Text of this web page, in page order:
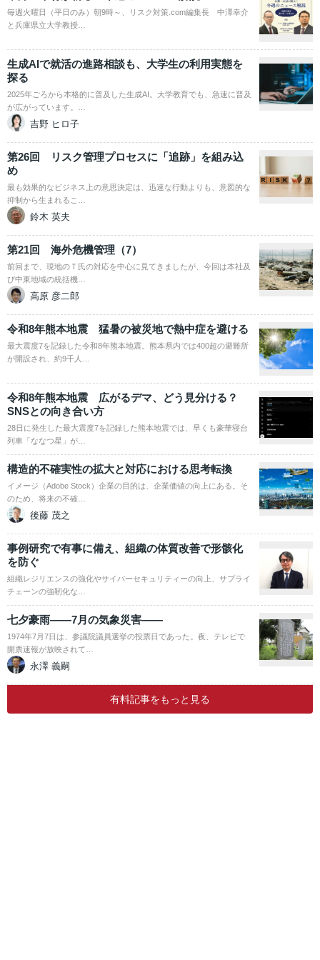
毎週火曜日（平日のみ）朝9時～、リスク対策.com編集長 中澤幸介
と兵庫県立大学教授…
生成AIで就活の進路相談も、大学生の利用実態を
探る
2025年ごろから本格的に普及した生成AI。大学教育でも、急速に普及
が広がっています。…
吉野 ヒロ子
第26回 リスク管理プロセスに「追跡」を組み込
め
最も効果的なビジネス上の意思決定は、迅速な行動よりも、意図的な
抑制から生まれるこ…
鈴木 英夫
第21回 海外危機管理（7）
前回まで、現地のＴ氏の対応を中心に見てきましたが、今回は本社及
び中東地域の統括機…
高原 彦二郎
令和8年熊本地震 猛暑の被災地で熱中症を避ける
最大震度7を記録した令和8年熊本地震。熊本県内では400超の避難所
が開設され、約9千人…
令和8年熊本地震 広がるデマ、どう見分ける？
SNSとの向き合い方
28日に発生した最大震度7を記録した熊本地震では、早くも豪華寝台
列車「ななつ星」が…
構造的不確実性の拡大と対応における思考転換
イメージ（Adobe Stock）企業の目的は、企業価値の向上にある。そ
のため、将来の不確…
後藤 茂之
事例研究で有事に備え、組織の体質改善で形骸化
を防ぐ
組織レジリエンスの強化やサイバーセキュリティーの向上、サプライ
チェーンの強靭化な…
七夕豪雨――7月の気象災害――
1974年7月7日は、参議院議員選挙の投票日であった。夜、テレビで
開票速報が放映されて…
永澤 義嗣
有料記事をもっと見る